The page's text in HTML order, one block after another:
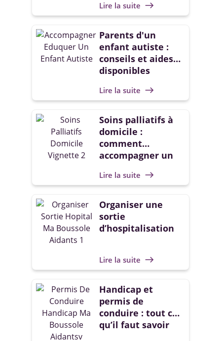
Lire la suite east
Parents d'un
enfant autiste :
conseils et aides
disponibles
Lire la suite east
Soins palliatifs à
domicile :
comment
accompagner un
Lire la suite east
Organiser une
sortie
d’hospitalisation
Lire la suite east
Handicap et
permis de
conduire : tout ce
qu’il faut savoir